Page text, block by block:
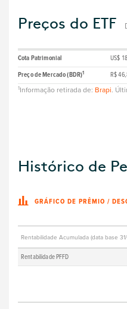
Preços do ETF
Cota Patrimonial US$
Preço de Mercado (BDR)1 R$
1Informação retirada de: Brapi.
Histórico de
GRÁFICO DE PRÊMIO /
Rentabilidade Acumulada (data base
Rentabilidade PFFD